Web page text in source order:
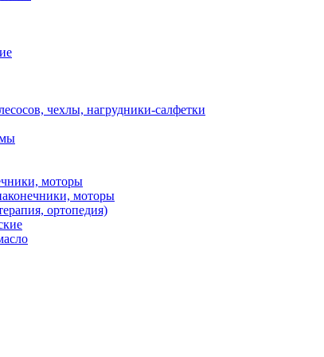
чехлы, нагрудники-салфетки
моторы
моторы
ортопедия)